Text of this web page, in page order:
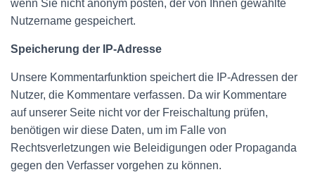
wenn Sie nicht anonym posten, der von Ihnen gewählte
Nutzername gespeichert.
Speicherung der IP-Adresse
Unsere Kommentarfunktion speichert die IP-Adressen der
Nutzer, die Kommentare verfassen. Da wir Kommentare
auf unserer Seite nicht vor der Freischaltung prüfen,
benötigen wir diese Daten, um im Falle von
Rechtsverletzungen wie Beleidigungen oder Propaganda
gegen den Verfasser vorgehen zu können.